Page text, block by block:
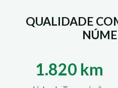
QUALIDADE
km